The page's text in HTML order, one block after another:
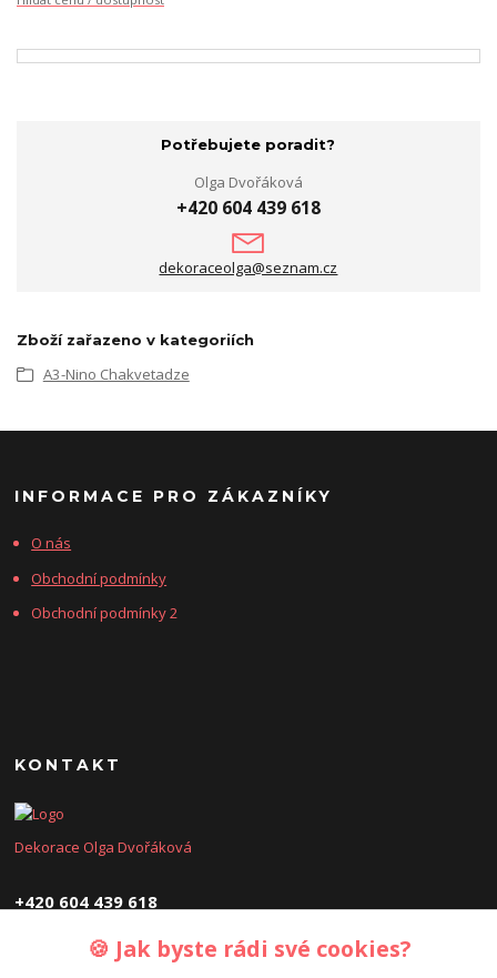
Potřebujete poradit?
Olga Dvořáková
+420 604 439 618
dekoraceolga@seznam.cz
Zboží zařazeno v kategoriích
A3-Nino Chakvetadze
INFORMACE PRO ZÁKAZNÍKY
O nás
Obchodní podmínky
Obchodní podmínky 2
KONTAKT
Dekorace Olga Dvořáková
+420 604 439 618
dekoraceolga@seznam.cz
🍪 Jak byste rádi své cookies?